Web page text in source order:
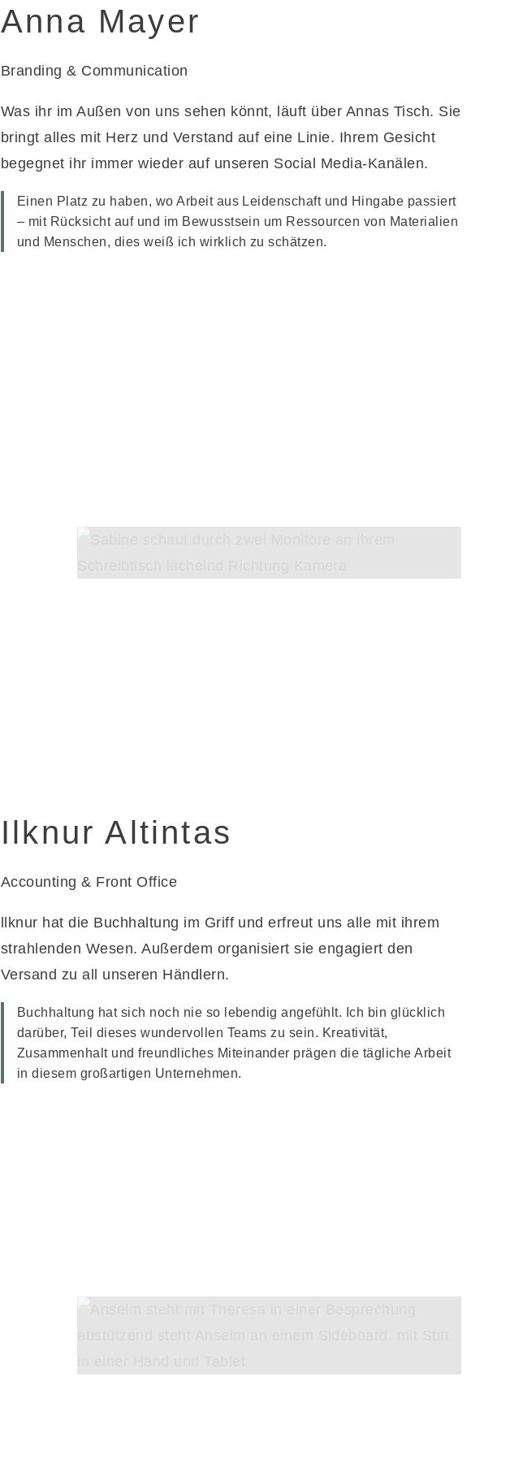
Anna Mayer
Branding & Communication
Was ihr im Außen von uns sehen könnt, läuft über Annas Tisch. Sie
bringt alles mit Herz und Verstand auf eine Linie. Ihrem Gesicht
begegnet ihr immer wieder auf unseren Social Media-Kanälen.
Einen Platz zu haben, wo Arbeit aus Leidenschaft und Hingabe passiert
– mit Rücksicht auf und im Bewusstsein um Ressourcen von Materialien
und Menschen, dies weiß ich wirklich zu schätzen.
Ilknur Altintas
Accounting & Front Office
llknur hat die Buchhaltung im Griff und erfreut uns alle mit ihrem
strahlenden Wesen. Außerdem organisiert sie engagiert den
Versand zu all unseren Händlern.
Buchhaltung hat sich noch nie so lebendig angefühlt. Ich bin glücklich
darüber, Teil dieses wundervollen Teams zu sein. Kreativität,
Zusammenhalt und freundliches Miteinander prägen die tägliche Arbeit
in diesem großartigen Unternehmen.